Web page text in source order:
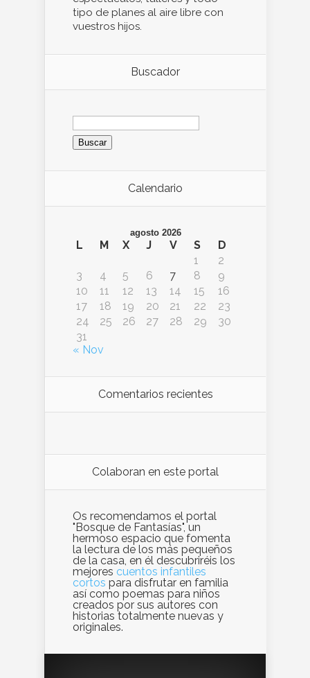
tipo de planes al aire libre con
vuestros hijos.
Buscador
Buscar:
Calendario
agosto 2026
L M X J V S
D
1
2
3
4 5 6 7 8
9
10
11 12 13 14 15
16
17
18 19 20 21 22
23
24
25 26 27 28 29
30
31
« Nov
Comentarios recientes
Colaboran en este portal
Os recomendamos el portal
"Bosque de Fantasías", un
hermoso espacio que fomenta
la lectura de los más pequeños
de la casa, en él descubriréis los
mejores cuentos infantiles
cortos para disfrutar en familia
así como poemas para niños
creados por sus autores con
historias totalmente nuevas y
originales.